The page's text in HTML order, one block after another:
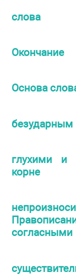
слова
Окончание
Основа
безударным
глухими и
корне
согласными